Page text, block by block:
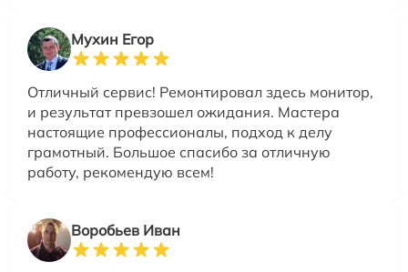
Мухин Егор
Отличный сервис! Ремонтировал здесь монитор,
и результат превзошел ожидания. Мастера
настоящие профессионалы, подход к делу
грамотный. Большое спасибо за отличную
работу, рекомендую всем!
Воробьев Иван